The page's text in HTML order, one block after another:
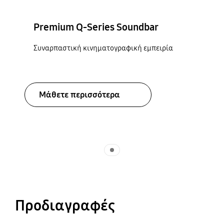
Premium Q-Series Soundbar
Συναρπαστική κινηματογραφική εμπειρία
Μάθετε περισσότερα
Προδιαγραφές